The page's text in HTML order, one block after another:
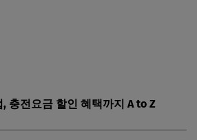
충전요금 할인 혜택까지 A to Z